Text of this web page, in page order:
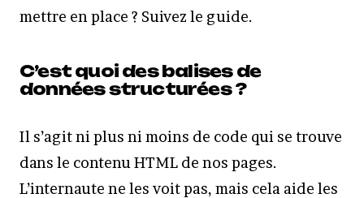
mettre en place ? Suivez le guide.
C’est quoi des balises de
données structurées ?
Il s’agit ni plus ni moins de code qui se trouve
dans le contenu HTML de nos pages.
L’internaute ne les voit pas, mais cela aide les